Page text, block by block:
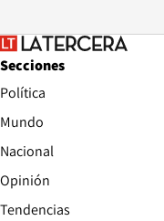
Secciones
Política
Mundo
Nacional
Opinión
Tendencias